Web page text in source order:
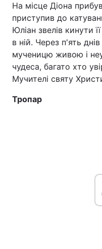
На місце Діона
приступив до
Юліан звелів кинути
в ній. Через п'ять
мученицю живою і
чудеса, багато хто
Мучителі святу
Тропар